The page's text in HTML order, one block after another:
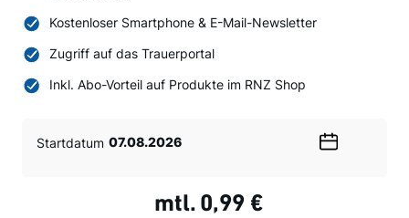
Kostenloser Smartphone & E-Mail-Newsletter
Zugriff auf das Trauerportal
Inkl. Abo-Vorteil auf Produkte im RNZ Shop
Startdatum
mtl. 0,99 €